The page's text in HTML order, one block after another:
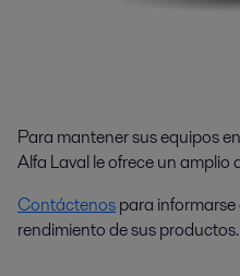
Para mantener sus equipos
Alfa Laval le ofrece un amplio
Contáctenospara
rendimiento de sus productos.